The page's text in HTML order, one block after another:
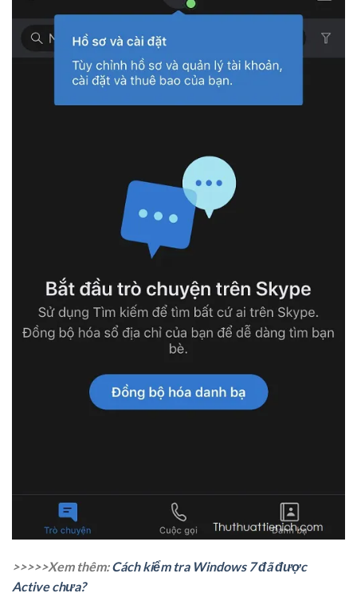
>>>>>Xem thêm:Cách kiểm tra Windows 7 đã được
Active chưa?